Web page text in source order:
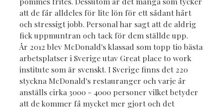
att de får alldeles för lite lön för ett sådant hårt
och stressigt jobb. Personal har sagt att de aldrig
fick uppmuntran och tack för dem ställde upp.
År 2012 blev McDonald's klassad som topp tio bästa
arbetsplatser i Sverige utav Great place to work
institute som är svenskt. I Sverige finns det 220
styckna McDonald's restauranger och varje år
anställs cirka 3000 - 4000 personer vilket betyder
att de kommer få mycket mer gjort och det